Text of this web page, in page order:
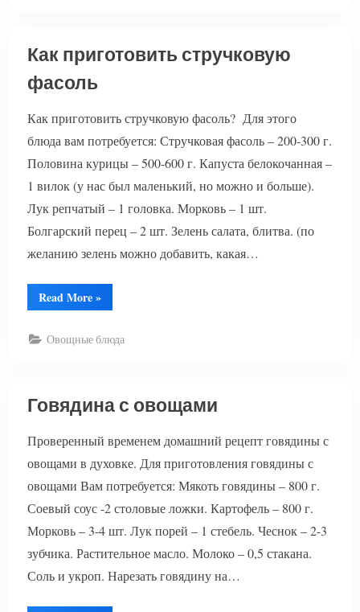
Как приготовить стручковую
фасоль
Как приготовить стручковую фасоль? Для этого
блюда вам потребуется: Стручковая фасоль – 200-300 г.
Половина курицы – 500-600 г. Капуста белокочанная –
1 вилок (у нас был маленький, но можно и больше).
Лук репчатый – 1 головка. Морковь – 1 шт.
Болгарский перец – 2 шт. Зелень салата, блитва. (по
желанию зелень можно добавить, какая…
Read More“Как
приготовить
»
Овощные блюда
Говядина с овощами
Проверенный временем домашний рецепт говядины с
овощами в духовке. Для приготовления говядины с
овощами Вам потребуется: Мякоть говядины – 800 г.
Соевый соус -2 столовые ложки. Картофель – 800 г.
Морковь – 3-4 шт. Лук порей – 1 стебель. Чеснок – 2-3
зубчика. Растительное масло. Молоко – 0,5 стакана.
Соль и укроп. Нарезать говядину на…